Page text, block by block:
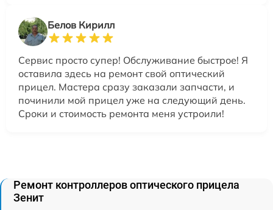
Белов Кирилл
Сервис просто супер! Обслуживание быстрое! Я
оставила здесь на ремонт свой оптический
прицел. Мастера сразу заказали запчасти, и
починили мой прицел уже на следующий день.
Сроки и стоимость ремонта меня устроили!
Ремонт контроллеров оптического прицела
Зенит